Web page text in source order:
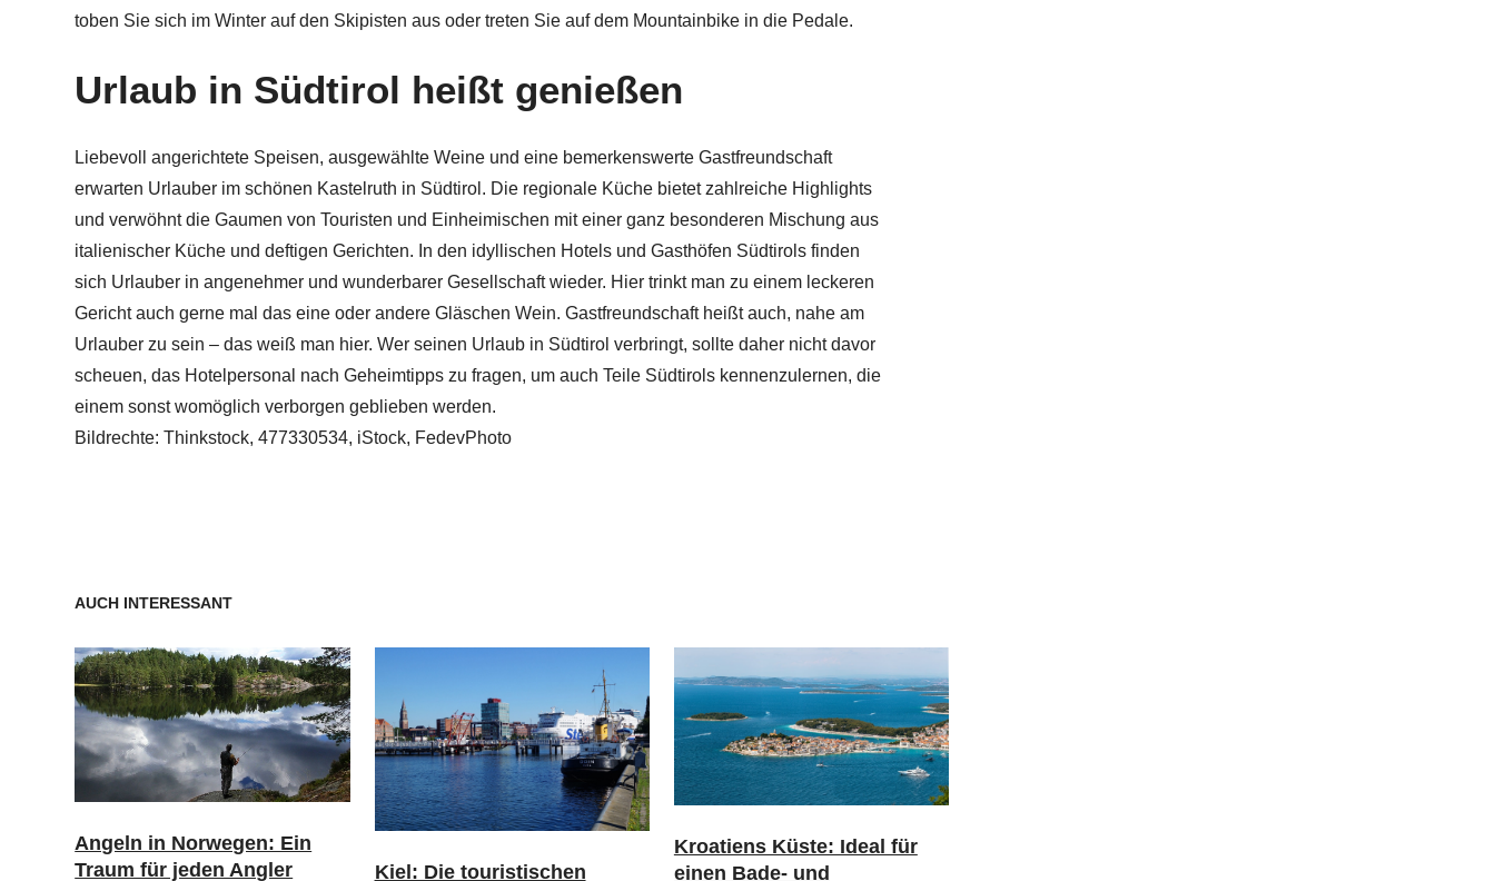
toben Sie sich im Winter auf den Skipisten aus oder treten Sie auf dem Mountainbike in die Pedale.
Urlaub in Südtirol heißt genießen
Liebevoll angerichtete Speisen, ausgewählte Weine und eine bemerkenswerte Gastfreundschaft
erwarten Urlauber im schönen Kastelruth in Südtirol. Die regionale Küche bietet zahlreiche Highlights
und verwöhnt die Gaumen von Touristen und Einheimischen mit einer ganz besonderen Mischung aus
italienischer Küche und deftigen Gerichten. In den idyllischen Hotels und Gasthöfen Südtirols finden
sich Urlauber in angenehmer und wunderbarer Gesellschaft wieder. Hier trinkt man zu einem leckeren
Gericht auch gerne mal das eine oder andere Gläschen Wein. Gastfreundschaft heißt auch, nahe am
Urlauber zu sein – das weiß man hier. Wer seinen Urlaub in Südtirol verbringt, sollte daher nicht davor
scheuen, das Hotelpersonal nach Geheimtipps zu fragen, um auch Teile Südtirols kennenzulernen, die
einem sonst womöglich verborgen geblieben werden.
Bildrechte: Thinkstock, 477330534, iStock, FedevPhoto
AUCH INTERESSANT
Angeln in Norwegen: Ein
Traum für jeden Angler
Kiel: Die touristischen
Kroatiens Küste: Ideal für
einen Bade- und